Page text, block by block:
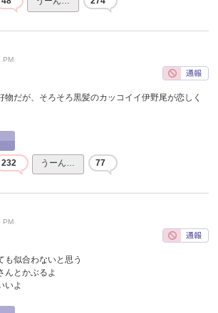
PM
物だが、そろそろ黒髪のカッコイイ伊野尾が恋しく
232 うーん… 77
PM
も似合わないと思う
んとかぶるよ
いよ